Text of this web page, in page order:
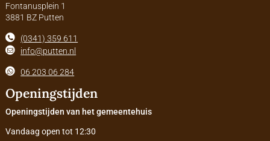
Fontanusplein 1
3881 BZ Putten
(0341) 359 611
info@putten.nl
06 203 06 284
Openingstijden
Openingstijden van het gemeentehuis
Vandaag open tot 12:30